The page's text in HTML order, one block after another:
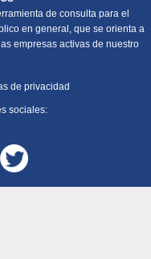
de consulta para el
en general, que se orienta a
empresas activas de nuestro
de privacidad
sociales: